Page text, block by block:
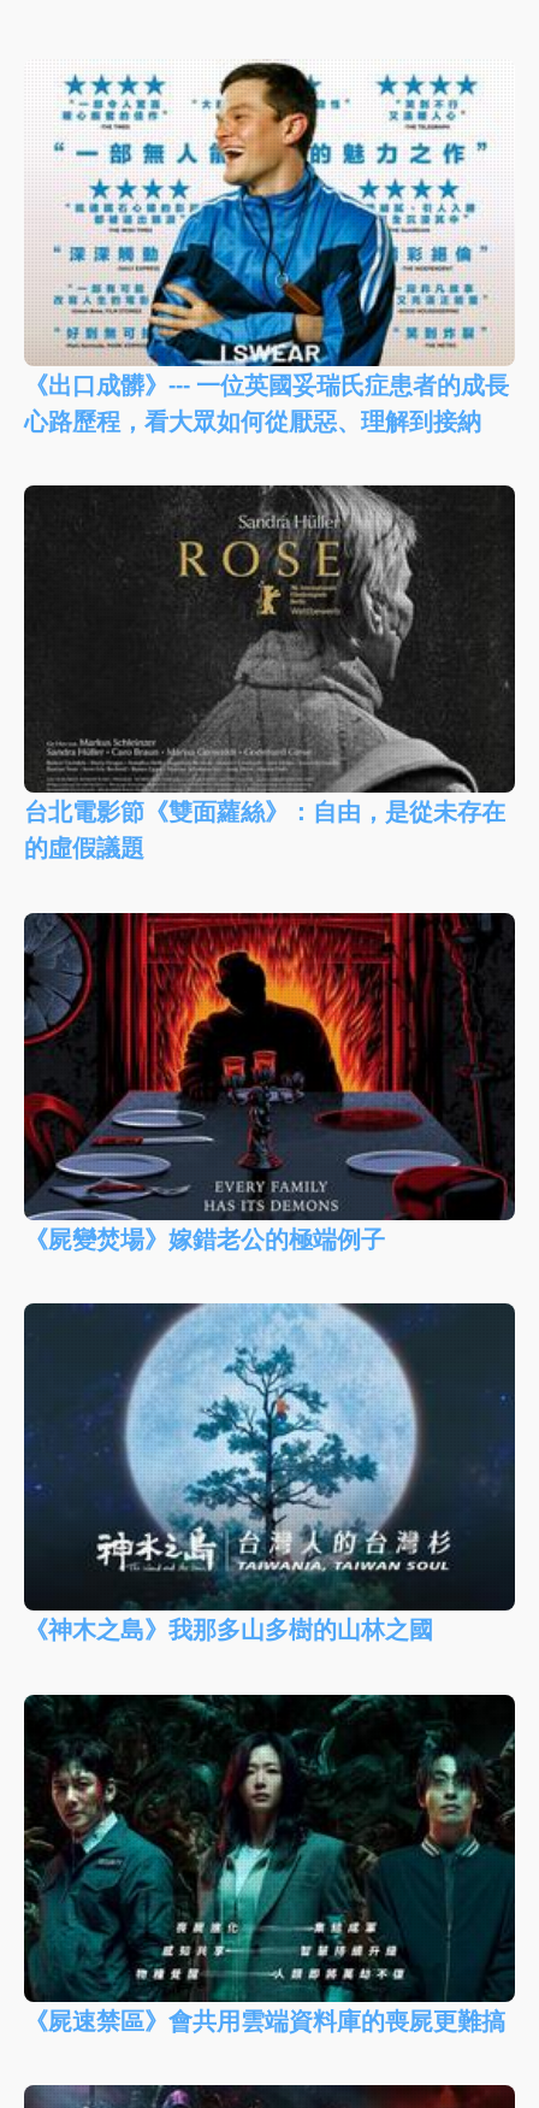
《出口成髒》--- 一位英國妥瑞氏症患者的成長
心路歷程，看大眾如何從厭惡、理解到接納
台北電影節《雙面蘿絲》：自由，是從未存在
的虛假議題
《屍變焚場》嫁錯老公的極端例子
《神木之島》我那多山多樹的山林之國
《屍速禁區》會共用雲端資料庫的喪屍更難搞